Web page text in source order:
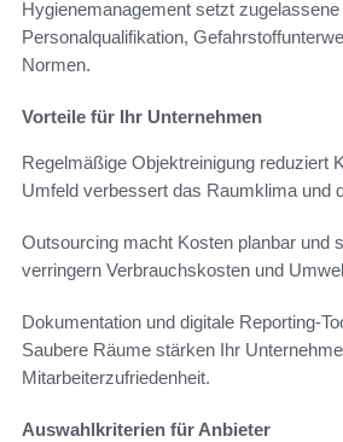
Hygienemanagement setzt
Personalqualifikation,
Normen.
Vorteile für Ihr Unternehmen
Regelmäßige Objektreinigung reduziert
Umfeld verbessert das Raumklima und
Outsourcing macht Kosten planbar und
verringern Verbrauchskosten und
Dokumentation und digitale Reporting-
Saubere Räume stärken Ihr
Mitarbeiterzufriedenheit.
Auswahlkriterien für Anbieter